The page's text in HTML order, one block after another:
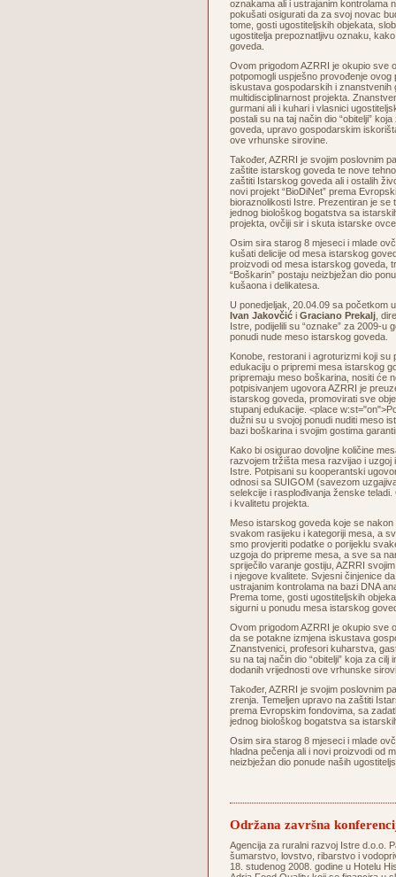
oznakama ali i ustrajanim kontrolama
pokušati osigurati da za svoj novac
tome, gosti ugostiteljskih objekata,
ugostitelja prepoznatljivu oznaku,
goveda.
Ovom prigodom AZRRI je okupio sve
potpomogli uspješno provođenje
iskustava gospodarskih i znanstvenih
multidisciplinarnost projekta.
gurmani ali i kuhari i vlasnici
postali su na taj način dio “obitelji”
goveda, upravo gospodarskim
ove vrhunske sirovine.
Također, AZRRI je svojim poslovnim
zaštite istarskog goveda te nove
zaštiti Istarskog goveda ali i ostalih
novi projekt “BioDiNet” prema
bioraznolikosti Istre. Prezentiran je
jednog biološkog bogatstva sa
projekta, ovčiji sir i skuta istarske
Osim sira starog 8 mjeseci i mlade
kušati delicije od mesa istarskog
proizvodi od mesa istarskog goveda,
“Boškarin” postaju neizbježan dio
kušaona i delikatesa.
U ponedjeljak, 20.04.09 sa početkom
Ivan Jakovčić i Graciano Prekalj ,
Istre, podijelili su “oznake” za 2009-u
ponudi nude meso istarskog goveda.
Konobe, restorani i agroturizmi koji
edukaciju o pripremi mesa istarskog
pripremaju meso boškarina, nositi će
potpisivanjem ugovora AZRRI je
istarskog goveda, promovirati sve
stupanj edukacije. <place
dužni su u svojoj ponudi nuditi meso
bazi boškarina i svojim gostima
Kako bi osigurao dovoljne količine
razvojem tržišta mesa razvijao i
Istre. Potpisani su kooperantski
odnosi sa SUIGOM (savezom
selekcije i rasplođivanja ženske
i kvalitetu projekta.
Meso istarskog goveda koje se
svakom rasijeku i kategoriji mesa, a
smo provjeriti podatke o porijeklu
uzgoja do pripreme mesa, a sve sa
spriječilo varanje gostiju, AZRRI
i njegove kvalitete. Svjesni činjenice
ustrajanim kontrolama na bazi DNA
Prema tome, gosti ugostiteljskih
sigurni u ponudu mesa
Ovom prigodom AZRRI je okupio sve
da se potakne izmjena iskustava
Znanstvenici, profesori kuharstva,
su na taj način dio “obitelji” koja za
dodanih vrijednosti ove vrhunske
Također, AZRRI je svojim poslovnim
zrenja. Temeljen upravo na zaštiti
prema Evropskim fondovima, sa
jednog biološkog bogatstva sa
Osim sira starog 8 mjeseci i mlade
hladna pečenja ali i novi proizvodi od
neizbježan dio ponude naših
Održana završna
Agencija za ruralni razvoj Istre d.o.o.
šumarstvo, lovstvo, ribarstvo i
18. studenog 2008. godine u Hotelu